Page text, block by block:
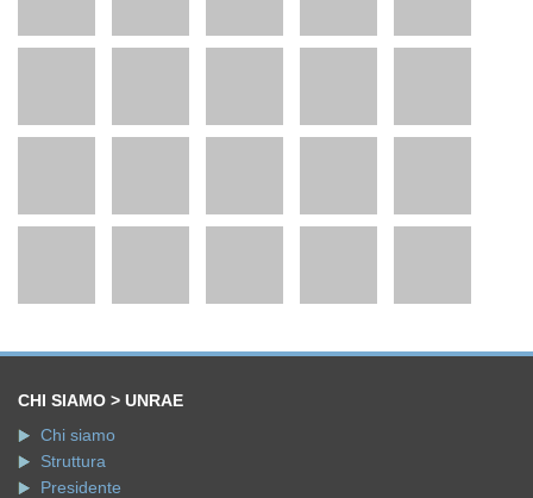
CHI SIAMO > UNRAE
Chi siamo
Struttura
Presidente